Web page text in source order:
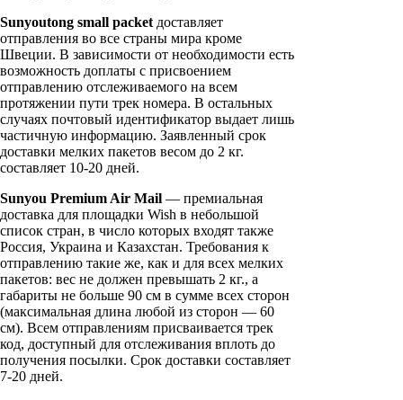
Sunyoutong small packet доставляет
отправления во все страны мира кроме
Швеции. В зависимости от необходимости есть
возможность доплаты с присвоением
отправлению отслеживаемого на всем
протяжении пути трек номера. В остальных
случаях почтовый идентификатор выдает лишь
частичную информацию. Заявленный срок
доставки мелких пакетов весом до 2 кг.
составляет 10-20 дней.
Sunyou Premium Air Mail — премиальная
доставка для площадки Wish в небольшой
список стран, в число которых входят также
Россия, Украина и Казахстан. Требования к
отправлению такие же, как и для всех мелких
пакетов: вес не должен превышать 2 кг., а
габариты не больше 90 см в сумме всех сторон
(максимальная длина любой из сторон — 60
см). Всем отправлениям присваивается трек
код, доступный для отслеживания вплоть до
получения посылки. Срок доставки составляет
7-20 дней.